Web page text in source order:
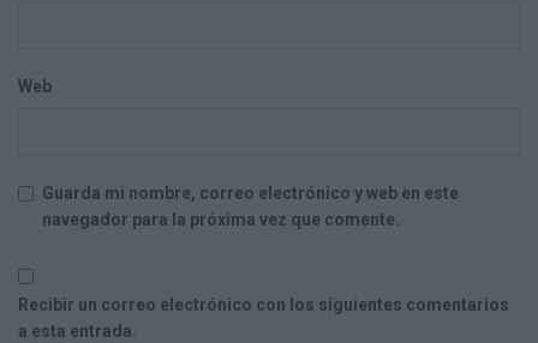
Web
Guarda mi nombre, correo electrónico y web en este
navegador para la próxima vez que comente.
Recibir un correo electrónico con los siguientes comentarios
a esta entrada.